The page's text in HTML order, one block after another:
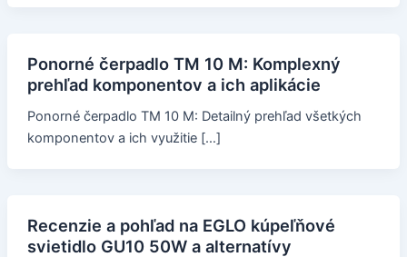
Ponorné čerpadlo TM 10 M: Komplexný
prehľad komponentov a ich aplikácie
Ponorné čerpadlo TM 10 M: Detailný prehľad všetkých
komponentov a ich využitie […]
Recenzie a pohľad na EGLO kúpeľňové
svietidlo GU10 50W a alternatívy